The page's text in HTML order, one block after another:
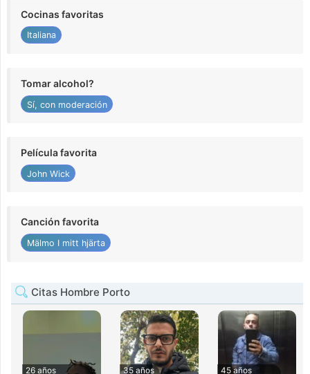
Cocinas favoritas
Italiana
Tomar alcohol?
Sí, con moderación
Película favorita
John Wick
Canción favorita
Mälmo I mitt hjärta
Citas Hombre Porto
26 años
35 años
45 años